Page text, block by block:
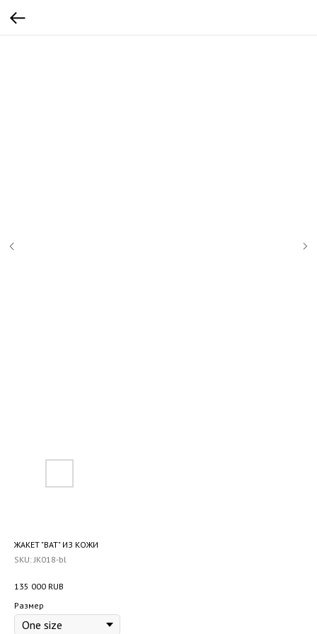
ЖАКЕТ "BAT" ИЗ КОЖИ
SKU:JK018-bl
135 000 RUB
Размер